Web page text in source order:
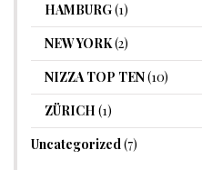
HAMBURG(1)
NEW YORK(2)
NIZZA TOP TEN(10)
ZÜRICH (1)
Uncategorized(7)